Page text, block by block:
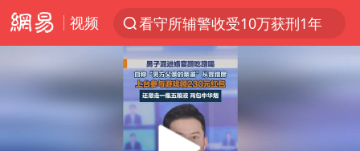
视频
看守所辅警收受10万获刑1年
台风白海豚进入48小时警戒线
台风白海豚影响中国已成定局